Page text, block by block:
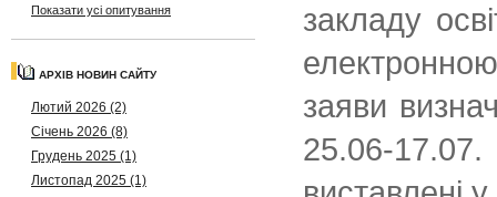
Показати усі опитування
АРХІВ НОВИН САЙТУ
Лютий 2026 (2)
Січень 2026 (8)
Грудень 2025 (1)
Листопад 2025 (1)
закладу
заяви
25.06-